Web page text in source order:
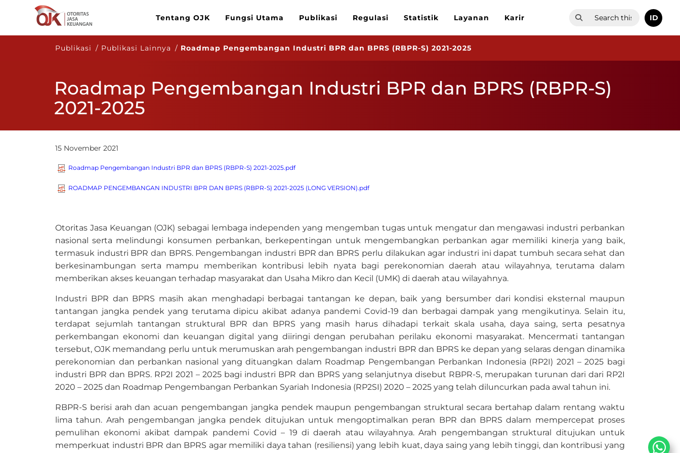
Tentang OJK Fungsi Utama Publikasi Regulasi Statistik Layanan Karir ID
Publikasi / Publikasi Lainnya / Roadmap Pengembangan Industri BPR dan BPRS (RBPR-S) 2021-2025
Roadmap Pengembangan Industri BPR dan BPRS (RBPR-S)
2021-2025
15 November 2021
Roadmap Pengembangan Industri BPR dan BPRS (RBPR-S) 2021-2025.pdf
ROADMAP PENGEMBANGAN INDUSTRI BPR DAN BPRS (RBPR-S) 2021-2025 (LONG VERSION).pdf
Otoritas Jasa Keuangan (OJK) sebagai lembaga independen yang mengemban tugas untuk mengatur dan mengawasi industri perbankan
nasional serta melindungi konsumen perbankan, berkepentingan untuk mengembangkan perbankan agar memiliki kinerja yang baik,
termasuk industri BPR dan BPRS. Pengembangan industri BPR dan BPRS perlu dilakukan agar industri ini dapat tumbuh secara sehat dan
berkesinambungan serta mampu memberikan kontribusi lebih nyata bagi perekonomian daerah atau wilayahnya, terutama dalam
memberikan akses keuangan terhadap masyarakat dan Usaha Mikro dan Kecil (UMK) di daerah atau wilayahnya.
Industri BPR dan BPRS masih akan menghadapi berbagai tantangan ke depan, baik yang bersumber dari kondisi eksternal maupun
tantangan jangka pendek yang terutama dipicu akibat adanya pandemi Covid-19 dan berbagai dampak yang mengikutinya. Selain itu,
terdapat sejumlah tantangan struktural BPR dan BPRS yang masih harus dihadapi terkait skala usaha, daya saing, serta pesatnya
perkembangan ekonomi dan keuangan digital yang diiringi dengan perubahan perilaku ekonomi masyarakat. Mencermati tantangan
tersebut, OJK memandang perlu untuk merumuskan arah pengembangan industri BPR dan BPRS ke depan yang selaras dengan dinamika
perekonomian dan perbankan nasional yang dituangkan dalam Roadmap Pengembangan Perbankan Indonesia (RP2I) 2021 – 2025 bagi
industri BPR dan BPRS. RP2I2021 – 2025 bagi industri BPR dan BPRS yang selanjutnya disebut RBPR-S, merupakan turunan dari dari RP2I
2020 – 2025 dan Roadmap Pengembangan Perbankan Syariah Indonesia (RP2SI) 2020 – 2025 yang telah diluncurkan pada awal tahun ini.
RBPR-S berisi arah dan acuan pengembangan jangka pendek maupun pengembangan struktural secara bertahap dalam rentang waktu
lima tahun. Arah pengembangan jangka pendek ditujukan untuk mengoptimalkan peran BPR dan BPRS dalam mempercepat proses
pemulihan ekonomi akibat dampak pandemi Covid– 19 di daerah atau wilayahnya. Arah pengembangan struktural ditujukan untuk
memperkuat industri BPR dan BPRS agar memiliki daya tahan (resiliensi) yang lebih kuat, daya saing yang lebih tinggi, dan kontribusi yang